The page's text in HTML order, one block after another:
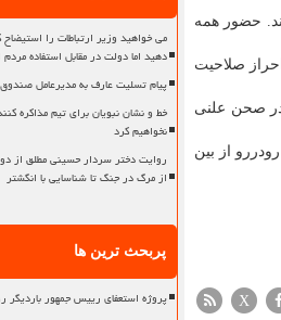
حضور همه
صلاحیت
صحن علنی
از بین
X
می خواهید وزیر ارتباطات را استیضاح
دهید اما دولت در مقابل استفاده مردم
پیام تسلیت عارف به مدیرعامل
خط و نشان نبویان برای تیم مذاکره
نخواهیم کرد
روایت دختر سردار حسینی مطلق از
از مرگ در جنگ تا شناسایی با انگشتر
پربحث ترین ها
پروژه استعفای رییس جمهور باردیگر